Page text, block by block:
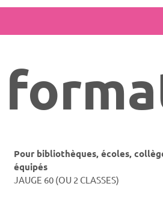
Pour bibliothèques, écoles,
équipés
JAUGE 60 (OU 2 CLASSES)